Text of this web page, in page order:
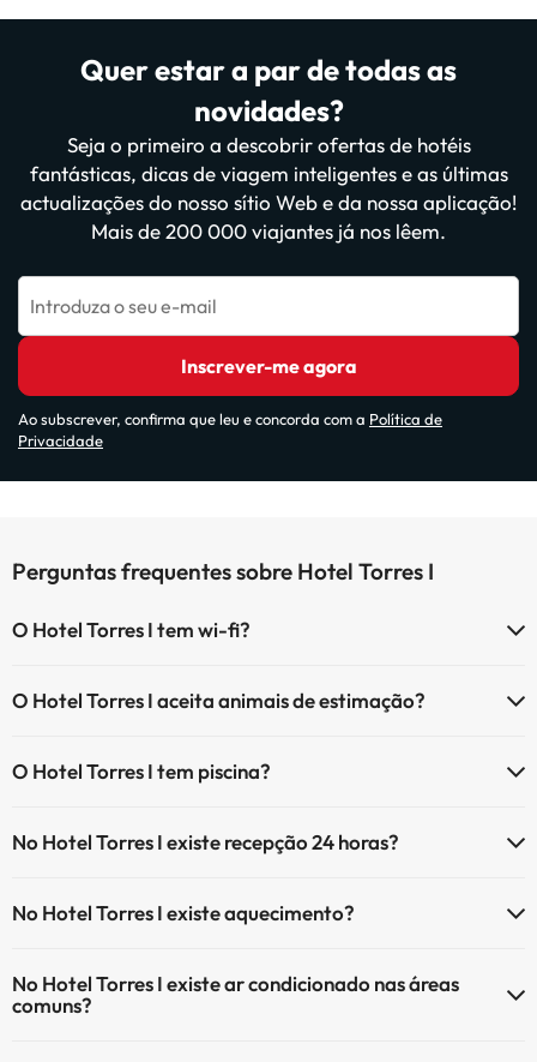
Quer estar a par de todas as
novidades?
Seja o primeiro a descobrir ofertas de hotéis
fantásticas, dicas de viagem inteligentes e as últimas
actualizações do nosso sítio Web e da nossa aplicação!
Mais de 200 000 viajantes já nos lêem.
Introduza o seu e-mail
Inscrever-me agora
Ao subscrever, confirma que leu e concorda com a Política de
Privacidade
Perguntas frequentes sobre Hotel Torres I
O Hotel Torres I tem wi-fi?
O Hotel Torres I aceita animais de estimação?
O Hotel Torres I tem piscina?
mais info sobre a piscina e outras facilidades.
No Hotel Torres I existe recepção 24 horas?
No Hotel Torres I existe aquecimento?
No Hotel Torres I existe ar condicionado nas áreas
comuns?